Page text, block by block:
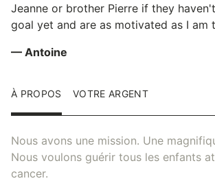
Jeanne or brother Pierre if they
goal yet and are as motivated as I am
— Antoine
À PROPOS VOTRE ARGENT
Nous avons une mission. Une
Nous voulons guérir tous les enfants
cancer.